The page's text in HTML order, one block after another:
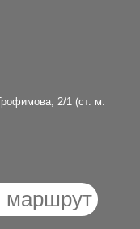
2/1 (ст. м.